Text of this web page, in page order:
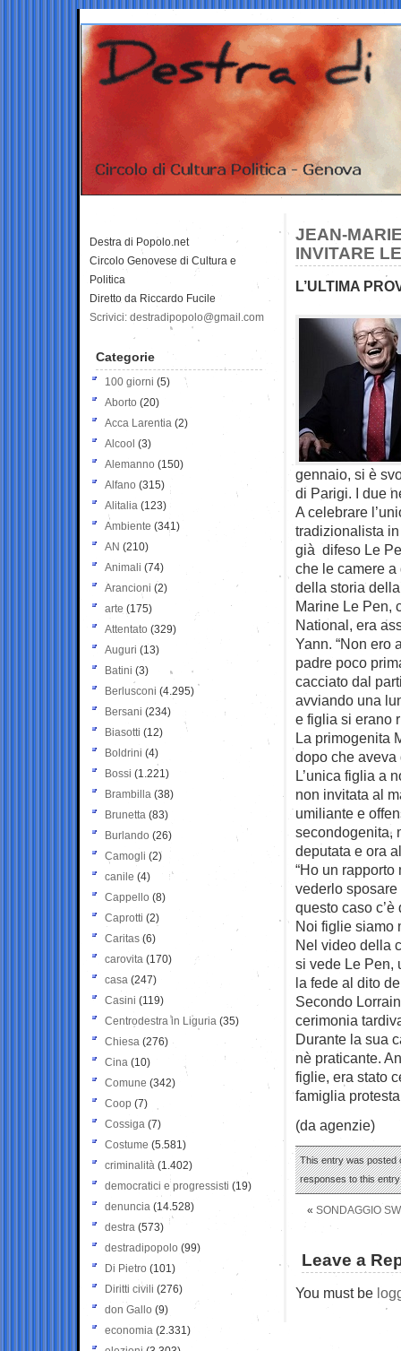
JEAN-
INVITARE
L’ULTIMA
gennaio, si è
di Parigi. I due
A celebrare
tradizionalista
già difeso Le
che le camere
della storia
Marine Le Pen,
National, era
Yann. “Non ero
padre poco
cacciato dal
avviando una
e figlia si erano
La primogenita
dopo che
L’unica figlia a
non invitata al
umiliante e
secondogenita,
deputata e ora
“Ho un
vederlo
questo caso
Noi figlie siamo
Nel video della
si vede Le Pen,
la fede al dito
Secondo
cerimonia
Durante la sua
nè praticante.
figlie, era stato
famiglia
(da agenzie)
This entry was posted
responses to this
« SONDAGGIO
Leave a
You must be
Destra di Popolo.net
Circolo Genovese di Cultura e
Politica
Diretto da Riccardo Fucile
Scrivici: destradipopolo@gmail.com
Categorie
100 giorni (5)
Aborto (20)
Acca Larentia (2)
Alcool (3)
Alemanno (150)
Alfano (315)
Alitalia (123)
Ambiente (341)
AN (210)
Animali (74)
Arancioni (2)
arte (175)
Attentato (329)
Auguri (13)
Batini (3)
Berlusconi (4.295)
Bersani (234)
Biasotti (12)
Boldrini (4)
Bossi (1.221)
Brambilla (38)
Brunetta (83)
Burlando (26)
Camogli (2)
canile (4)
Cappello (8)
Caprotti (2)
Caritas (6)
carovita (170)
casa (247)
Casini (119)
Centrodestra in Liguria (35)
Chiesa (276)
Cina (10)
Comune (342)
Coop (7)
Cossiga (7)
Costume (5.581)
criminalità (1.402)
democratici e progressisti (19)
denuncia (14.528)
destra (573)
destradipopolo (99)
Di Pietro (101)
Diritti civili (276)
don Gallo (9)
economia (2.331)